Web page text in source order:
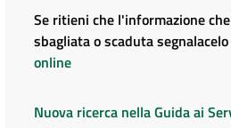
Se ritieni che l'informazione
sbagliata o scaduta segnalacelo
online
Nuova ricerca nella Guida ai